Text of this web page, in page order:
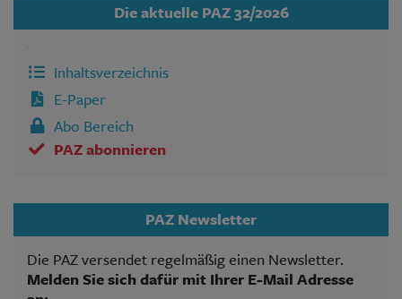
Die aktuelle PAZ 32/2026
Inhaltsverzeichnis
E-Paper
Abo Bereich
PAZ abonnieren
PAZ Newsletter
Die PAZ versendet regelmäßig einen Newsletter.
Melden Sie sich dafür mit Ihrer E-Mail Adresse